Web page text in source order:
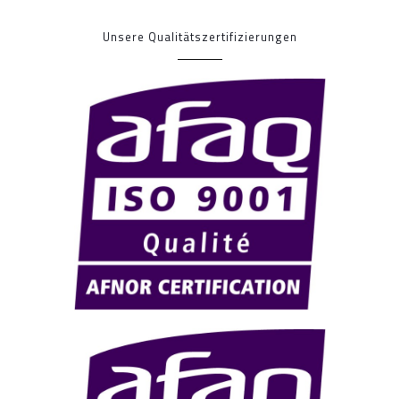
Unsere Qualitätszertifizierungen